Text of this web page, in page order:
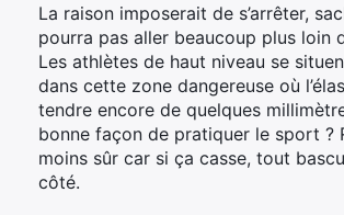
La raison imposerait de s’arrêter,
pourra pas aller beaucoup plus loin
Les athlètes de haut niveau se
dans cette zone dangereuse où
tendre encore de quelques
bonne façon de pratiquer le sport ?
moins sûr car si ça casse, tout
côté.